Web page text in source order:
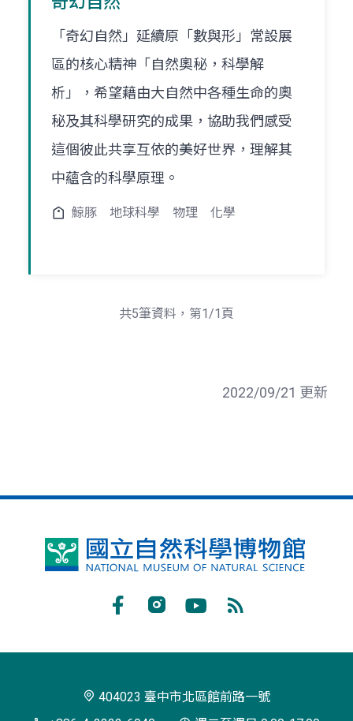
「奇幻自然」延續原「數與形」常設展
區的核心精神「自然奧秘，科學解
析」，希望藉由大自然中各種生命的奧
秘及其科學研究的成果，協助我們感受
這個彼此共享互依的美好世界，理解其
中蘊含的科學原理。
鯨豚 地球科學 物理 化學
共5筆資料，第1/1頁
2022/09/21 更新
國
閱
404023 臺中市北區館前路一號